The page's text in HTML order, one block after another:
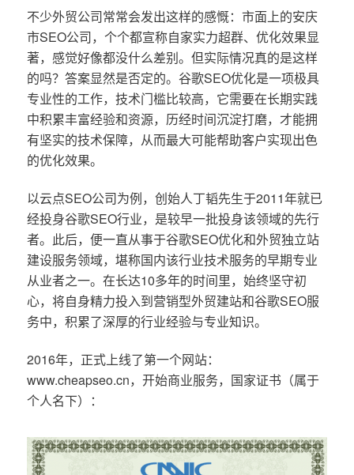
不少外贸公司常常会发出这样的感慨：市面上的安庆
市SEO公司，个个都宣称自家实力超群、优化效果显
著，感觉好像都没什么差别。但实际情况真的是这样
的吗？答案显然是否定的。谷歌SEO优化是一项极具
专业性的工作，技术门槛比较高，它需要在长期实践
中积累丰富经验和资源，历经时间沉淀打磨，才能拥
有坚实的技术保障，从而最大可能帮助客户实现出色
的优化效果。
以云点SEO公司为例，创始人丁韬先生于2011年就已
经投身谷歌SEO行业，是较早一批投身该领域的先行
者。此后，便一直从事于谷歌SEO优化和外贸独立站
建设服务领域，堪称国内该行业技术服务的早期专业
从业者之一。在长达10多年的时间里，始终坚守初
心，将自身精力投入到营销型外贸建站和谷歌SEO服
务中，积累了深厚的行业经验与专业知识。
2016年，正式上线了第一个网站：
www.cheapseo.cn，开始商业服务，国家证书（属于
个人名下）：